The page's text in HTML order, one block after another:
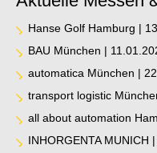
Hanse Golf Hamburg |
BAU München |
automatica München |
transport logistic
all about automation
INHORGENTA